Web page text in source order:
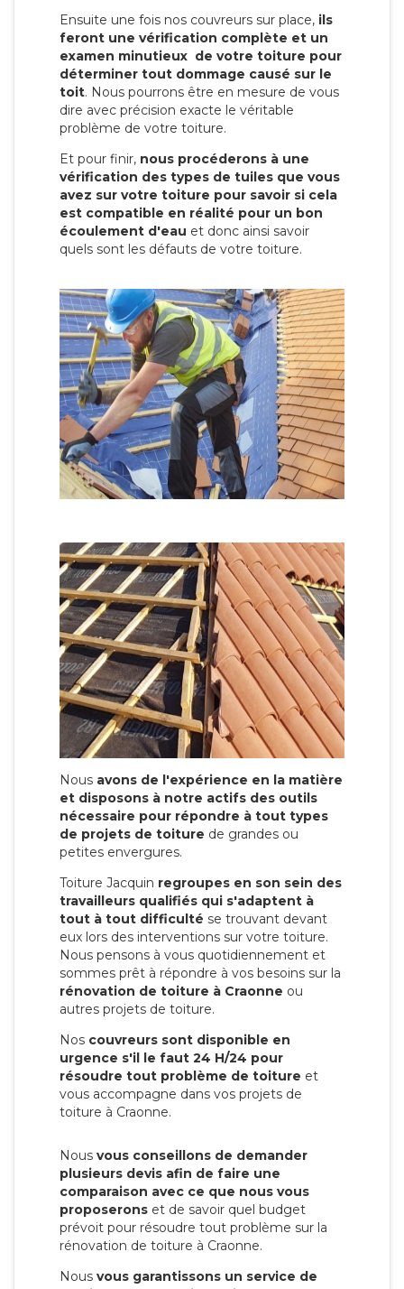
Ensuite une fois nos couvreurs sur place, ils
feront une vérification complète et un
examen minutieux de votre toiture pour
déterminer tout dommage causé sur le
toit. Nous pourrons être en mesure de vous
dire avec précision exacte le véritable
problème de votre toiture.
Et pour finir, nous procéderons à une
vérification des types de tuiles que vous
avez sur votre toiture pour savoir si cela
est compatible en réalité pour un bon
écoulement d'eau et donc ainsi savoir
quels sont les défauts de votre toiture.
Nous avons de l'expérience en la matière
et disposons à notre actifs des outils
nécessaire pour répondre à tout types
de projets de toiture de grandes ou
petites envergures.
Toiture Jacquin regroupes en son sein des
travailleurs qualifiés qui s'adaptent à
tout à tout difficulté se trouvant devant
eux lors des interventions sur votre toiture.
Nous pensons à vous quotidiennement et
sommes prêt à répondre à vos besoins sur la
rénovation de toiture à Craonne ou
autres projets de toiture.
Nos couvreurs sont disponible en
urgence s'il le faut 24 H/24 pour
résoudre tout problème de toiture et
vous accompagne dans vos projets de
toiture à Craonne.
Nous vous conseillons de demander
plusieurs devis afin de faire une
comparaison avec ce que nous vous
proposerons et de savoir quel budget
prévoit pour résoudre tout problème sur la
rénovation de toiture à Craonne.
Nous vous garantissons un service de